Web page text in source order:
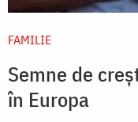
FAMILIE
Semne de
în Europa